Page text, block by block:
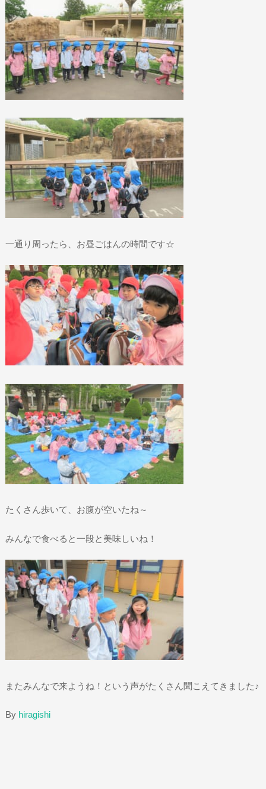
一通り周ったら、お昼ごはんの時間です☆
たくさん歩いて、お腹が空いたね～
みんなで食べると一段と美味しいね！
またみんなで来ようね！という声がたくさん聞こえてきました♪
By hiragishi